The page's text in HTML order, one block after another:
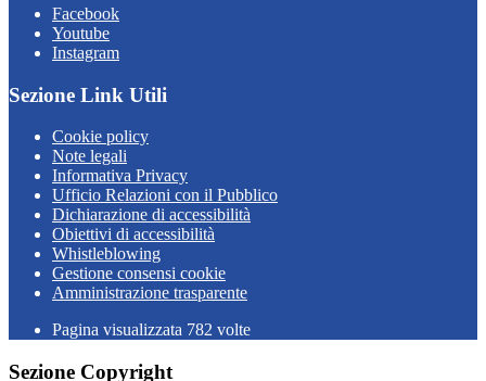
Facebook
Youtube
Instagram
Sezione Link Utili
Cookie policy
Note legali
Informativa Privacy
Ufficio Relazioni con il Pubblico
Dichiarazione di accessibilità
Obiettivi di accessibilità
Whistleblowing
Gestione consensi cookie
Amministrazione trasparente
Pagina visualizzata 782 volte
Sezione Copyright